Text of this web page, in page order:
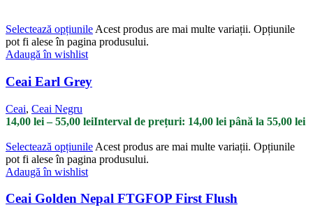
Selectează opțiunile Acest produs are mai multe variații. Opțiunile
pot fi alese în pagina produsului.
Adaugă în wishlist
Ceai Earl Grey
Ceai, Ceai Negru
14,00 lei – 55,00 leiInterval de prețuri: 14,00 lei până la 55,00 lei
Selectează opțiunile Acest produs are mai multe variații. Opțiunile
pot fi alese în pagina produsului.
Adaugă în wishlist
Ceai Golden Nepal FTGFOP First Flush